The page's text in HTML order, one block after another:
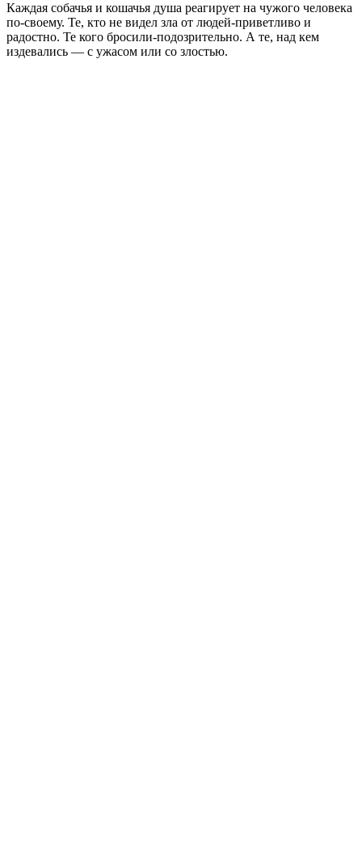
Каждая собачья и кошачья душа реагирует на чужого человека
по-своему. Те, кто не видел зла от людей-приветливо и
радостно. Те кого бросили-подозрительно. А те, над кем
издевались — с ужасом или со злостью.